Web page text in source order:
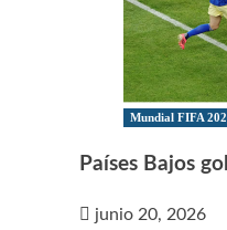
Mundial FIFA
Países Bajos
junio 20, 2026